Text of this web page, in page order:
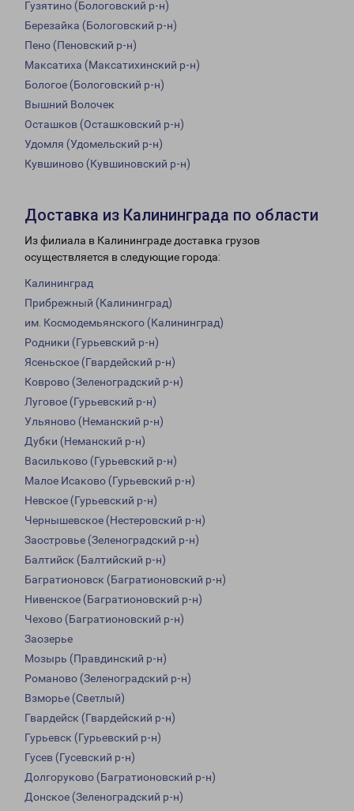
Гузятино (Бологовский р-н)
Березайка (Бологовский р-н)
Пено (Пеновский р-н)
Максатиха (Максатихинский р-н)
Бологое (Бологовский р-н)
Вышний Волочек
Осташков (Осташковский р-н)
Удомля (Удомельский р-н)
Кувшиново (Кувшиновский р-н)
Доставка из Калининграда по области
Из филиала в Калининграде доставка грузов
осуществляется в следующие города:
Калининград
Прибрежный (Калининград)
им. Космодемьянского (Калининград)
Родники (Гурьевский р-н)
Ясеньское (Гвардейский р-н)
Коврово (Зеленоградский р-н)
Луговое (Гурьевский р-н)
Ульяново (Неманский р-н)
Дубки (Неманский р-н)
Васильково (Гурьевский р-н)
Малое Исаково (Гурьевский р-н)
Невское (Гурьевский р-н)
Чернышевское (Нестеровский р-н)
Заостровье (Зеленоградский р-н)
Балтийск (Балтийский р-н)
Багратионовск (Багратионовский р-н)
Нивенское (Багратионовский р-н)
Чехово (Багратионовский р-н)
Заозерье
Мозырь (Правдинский р-н)
Романово (Зеленоградский р-н)
Взморье (Светлый)
Гвардейск (Гвардейский р-н)
Гурьевск (Гурьевский р-н)
Гусев (Гусевский р-н)
Долгоруково (Багратионовский р-н)
Донское (Зеленоградский р-н)